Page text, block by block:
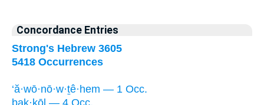
Concordance Entries
Strong's Hebrew 3605
5418 Occurrences
‘ă·wō·nō·w·ṯê·hem — 1 Occ.